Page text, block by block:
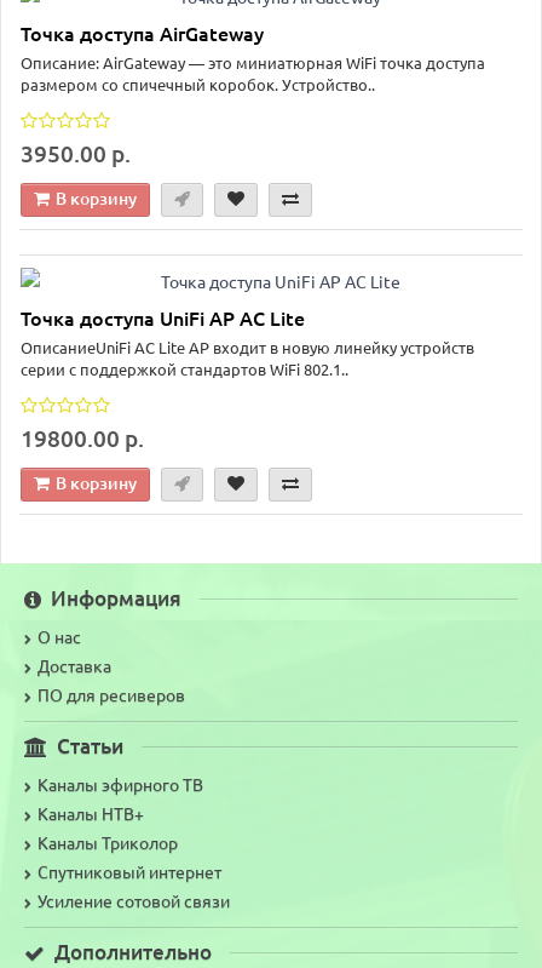
Точка доступа AirGateway
Описание: AirGateway — это миниатюрная WiFi точка доступа
размером со спичечный коробок. Устройство..
3950.00 р.
В корзину
Точка доступа UniFi AP AC Lite
ОписаниеUniFi AC Lite AP входит в новую линейку устройств
серии с поддержкой стандартов WiFi 802.1..
19800.00 р.
В корзину
Информация
О нас
Доставка
ПО для ресиверов
Статьи
Каналы эфирного ТВ
Каналы НТВ+
Каналы Триколор
Спутниковый интернет
Усиление сотовой связи
Дополнительно